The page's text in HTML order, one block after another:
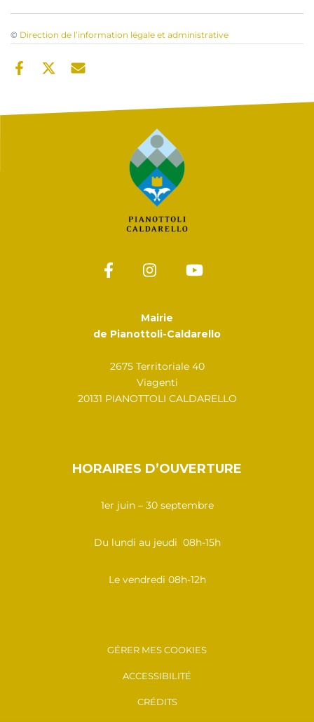
© Direction de l’information légale et administrative
Mairie
de Pianottoli-Caldarello
2675 Territoriale 40
Viagenti
20131 PIANOTTOLI CALDARELLO
HORAIRES D’OUVERTURE
1er juin – 30 septembre
Du lundi au jeudi 08h-15h
Le vendredi 08h-12h
GÉRER MES COOKIES
ACCESSIBILITÉ
CRÉDITS